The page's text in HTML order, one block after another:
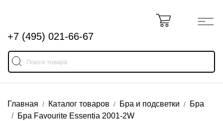
+7 (495) 021-66-67
Главная Каталог товаров Бра и подсветки
Бра
Бра Favourite Essentia 2001-2W